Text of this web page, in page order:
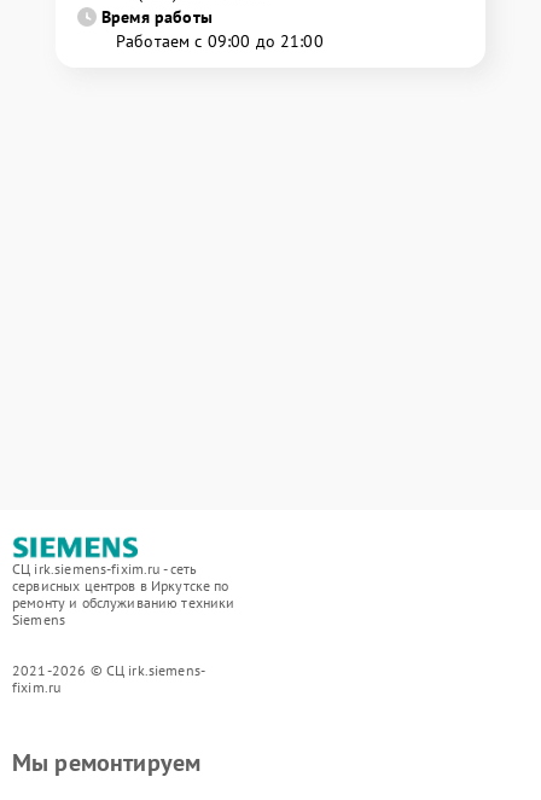
Время работы
Работаем с 09:00 до 21:00
СЦ irk.siemens-fixim.ru - сеть
сервисных центров в Иркутске по
ремонту и обслуживанию техники
Siemens
2021-2026 © СЦ irk.siemens-
fixim.ru
Мы ремонтируем